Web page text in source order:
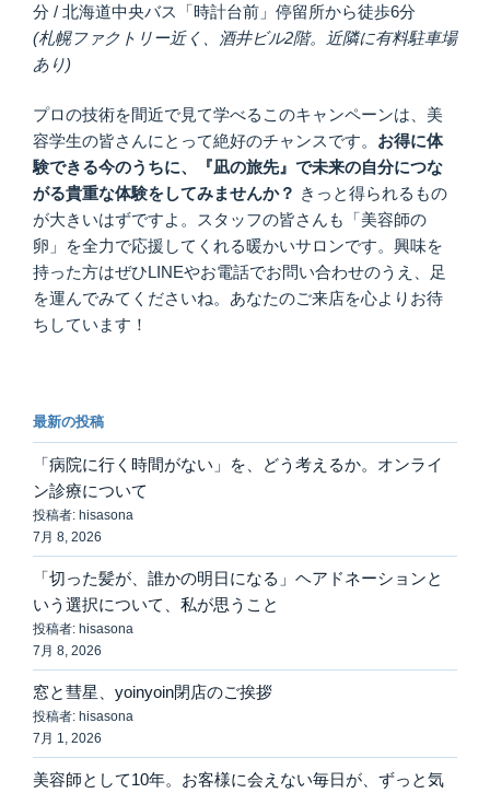
分 / 北海道中央バス「時計台前」停留所から徒歩6分
(札幌ファクトリー近く、酒井ビル2階。近隣に有料駐車場
あり)
プロの技術を間近で見て学べるこのキャンペーンは、美
容学生の皆さんにとって絶好のチャンスです。 お得に体
験できる今のうちに、『凪の旅先』で未来の自分につな
がる貴重な体験をしてみませんか？ きっと得られるもの
が大きいはずですよ。スタッフの皆さんも「美容師の
卵」を全力で応援してくれる暖かいサロンです。興味を
持った方はぜひLINEやお電話でお問い合わせのうえ、足
を運んでみてくださいね。あなたのご来店を心よりお待
ちしています！
最新の投稿
「病院に行く時間がない」を、どう考えるか。オンライ
ン診療について
投稿者: hisasona
7月 8, 2026
「切った髪が、誰かの明日になる」ヘアドネーションと
いう選択について、私が思うこと
投稿者: hisasona
7月 8, 2026
窓と彗星、yoinyoin閉店のご挨拶
投稿者: hisasona
7月 1, 2026
美容師として10年。お客様に会えない毎日が、ずっと気